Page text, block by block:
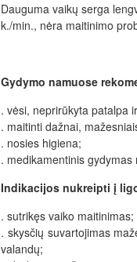
Dauguma vaikų serga
k./min., nėra maitinimo
Gydymo namuose
. vėsi, neprirūkyta patalpa
. maitinti dažnai,
. nosies higiena;
. medikamentinis
Indikacijos nukreipti į
. sutrikęs vaiko maitinimas;
. skysčių suvartojimas
valandų;